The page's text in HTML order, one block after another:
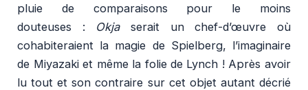
pluie de comparaisons pour le moins
douteuses : Okjaserait un chef-d’œuvre où
cohabiteraient la magie de Spielberg, l’imaginaire
de Miyazaki et même la folie de Lynch ! Après avoir
lu tout et son contraire sur cet objet autant décrié